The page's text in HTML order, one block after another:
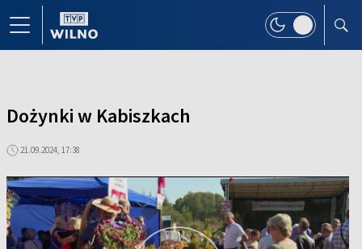
Dożynki w Kabiszkach
21.09.2024, 17:38